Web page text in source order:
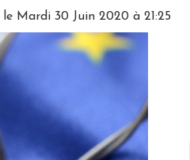
le Mardi 30 Juin 2020 à 21:25